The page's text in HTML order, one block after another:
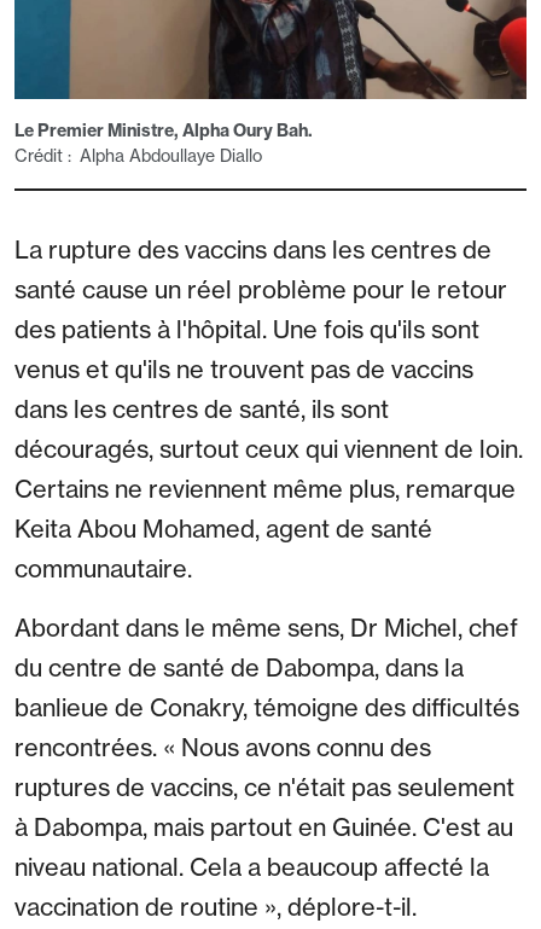
Le Premier Ministre, Alpha Oury Bah.
Crédit : Alpha Abdoullaye Diallo
La rupture des vaccins dans les centres de
santé cause un réel problème pour le retour
des patients à l'hôpital. Une fois qu'ils sont
venus et qu'ils ne trouvent pas de vaccins
dans les centres de santé, ils sont
découragés, surtout ceux qui viennent de loin.
Certains ne reviennent même plus, remarque
Keita Abou Mohamed, agent de santé
communautaire.
Abordant dans le même sens, Dr Michel, chef
du centre de santé de Dabompa, dans la
banlieue de Conakry, témoigne des difficultés
rencontrées. « Nous avons connu des
ruptures de vaccins, ce n'était pas seulement
à Dabompa, mais partout en Guinée. C'est au
niveau national. Cela a beaucoup affecté la
vaccination de routine », déplore-t-il.